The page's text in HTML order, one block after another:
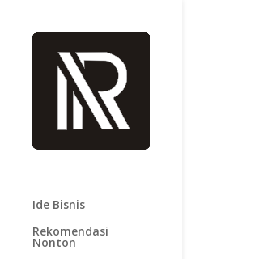
Ide Bisnis
Rekomendasi
Nonton